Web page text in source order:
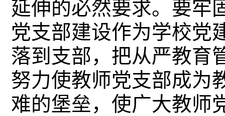
延伸的必然要求。要牢
党支部建设作为学校党
落到支部，把从严教育
努力使教师党支部成为
难的堡垒，使广大教师